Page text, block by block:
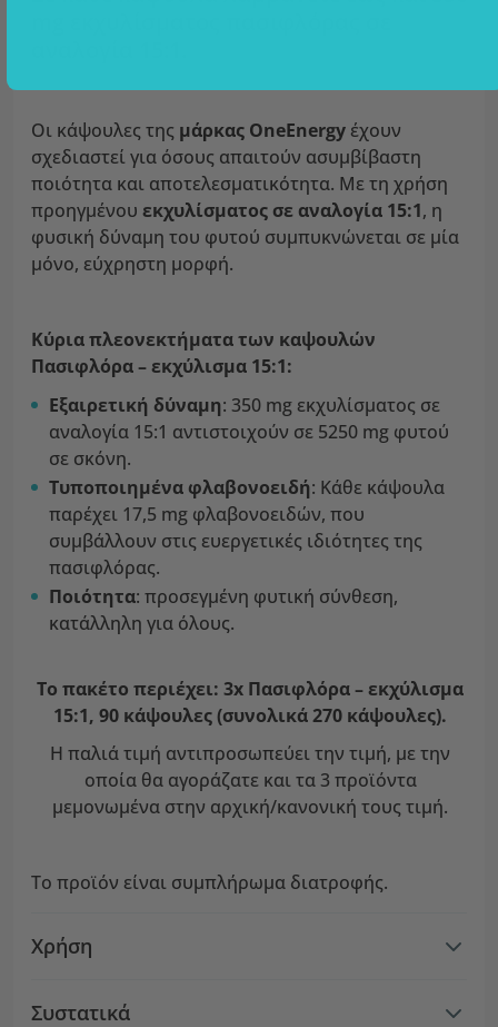
Οι κάψουλες της μάρκας OneEnergy έχουν
σχεδιαστεί για όσους απαιτούν ασυμβίβαστη
ποιότητα και αποτελεσματικότητα. Με τη χρήση
προηγμένου εκχυλίσματος σε αναλογία 15:1, η
φυσική δύναμη του φυτού συμπυκνώνεται σε μία
μόνο, εύχρηστη μορφή.
Κύρια πλεονεκτήματα των καψουλών
Πασιφλόρα – εκχύλισμα 15:1:
Εξαιρετική δύναμη: 350 mg εκχυλίσματος σε
αναλογία 15:1 αντιστοιχούν σε 5250 mg φυτού
σε σκόνη.
Τυποποιημένα φλαβονοειδή: Κάθε κάψουλα
παρέχει 17,5 mg φλαβονοειδών, που
συμβάλλουν στις ευεργετικές ιδιότητες της
πασιφλόρας.
Ποιότητα: προσεγμένη φυτική σύνθεση,
κατάλληλη για όλους.
Το πακέτο περιέχει: 3x Πασιφλόρα – εκχύλισμα
15:1, 90 κάψουλες (συνολικά 270 κάψουλες).
Η παλιά τιμή αντιπροσωπεύει την τιμή, με την
οποία θα αγοράζατε και τα 3 προϊόντα
μεμονωμένα στην αρχική/κανονική τους τιμή.
Το προϊόν είναι συμπλήρωμα διατροφής.
Χρήση
Συστατικά